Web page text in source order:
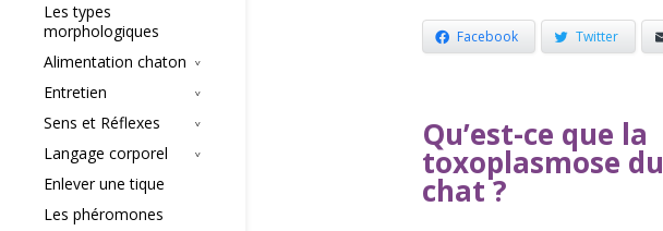
Les types
morphologiques
Alimentation chaton
Entretien
Sens et Réflexes
Langage corporel
Enlever une tique
Les phéromones
Facebook Twitter
Qu’est-ce que la
toxoplasmose du
chat ?